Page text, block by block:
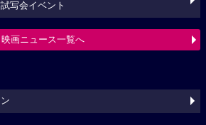
写会イベント
映画ニュース一覧へ